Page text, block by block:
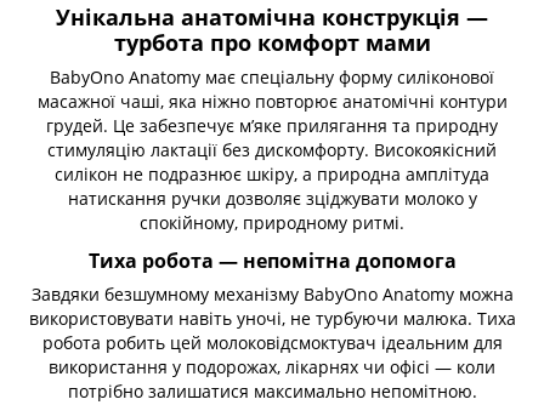
Унікальна анатомічна конструкція —
турбота про комфорт мами
BabyOno Anatomy має спеціальну форму силіконової
масажної чаші, яка ніжно повторює анатомічні контури
грудей. Це забезпечує м’яке прилягання та природну
стимуляцію лактації без дискомфорту. Високоякісний
силікон не подразнює шкіру, а природна амплітуда
натискання ручки дозволяє зціджувати молоко у
спокійному, природному ритмі.
Тиха робота — непомітна допомога
Завдяки безшумному механізму BabyOno Anatomy можна
використовувати навіть уночі, не турбуючи малюка. Тиха
робота робить цей молоковідсмоктувач ідеальним для
використання у подорожах, лікарнях чи офісі — коли
потрібно залишатися максимально непомітною.